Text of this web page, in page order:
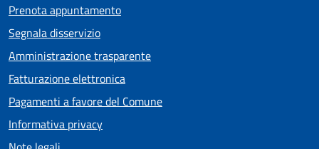
Prenota appuntamento
Segnala disservizio
Amministrazione trasparente
Fatturazione elettronica
Pagamenti a favore del Comune
Informativa privacy